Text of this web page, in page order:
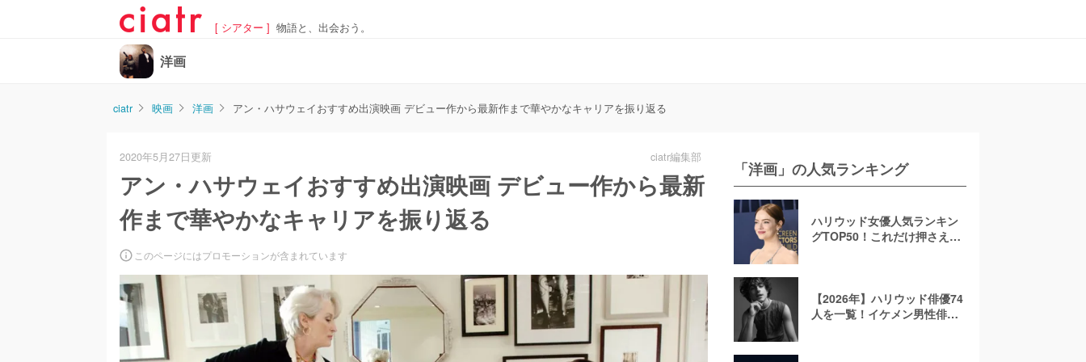
[ シアター ] 物語と、出会おう。
洋画
ciatr 映画 洋画 アン・ハサウェイおすすめ出演映画 デビュー作から最新作まで華やかなキャリアを振り返る
2020年5月27日更新 ciatr編集部
アン・ハサウェイおすすめ出演映画 デビュー作から最新
作まで華やかなキャリアを振り返る
このページにはプロモーションが含まれています
「洋画」の人気ランキング
ハリウッド女優人気ランキン
グTOP50！これだけ押さえれ
【2026年】ハリウッド俳優74
人を一覧！イケメン男性俳優